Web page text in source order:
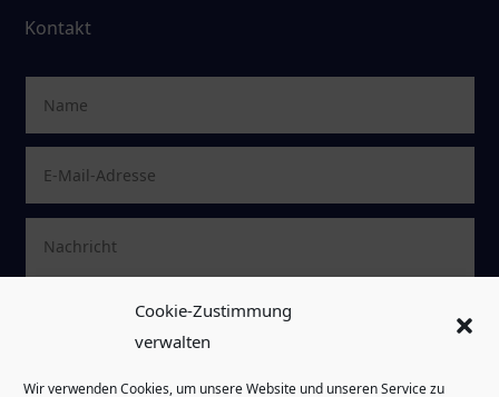
Cookie-Zustimmung
verwalten
Wir verwenden Cookies, um unsere Website und unseren Service zu
Kontakt